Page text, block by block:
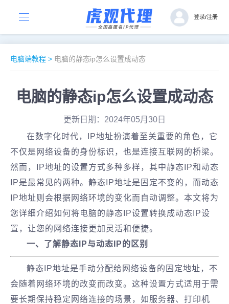
登录/注册
电脑端教程 > 电脑的静态ip怎么设置成动态
电脑的静态ip怎么设置成动态
更新日期：2024年05月30日
在数字化时代，IP地址扮演着至关重要的角色，它
不仅是网络设备的身份标识，也是连接互联网的桥梁。
然而，IP地址的设置方式多种多样，其中静态IP和动态
IP是最常见的两种。静态IP地址是固定不变的，而动态
IP地址则会根据网络环境的变化而自动调整。本文将为
您详细介绍如何将电脑的静态IP设置转换成动态IP设
置，让您的网络连接更加灵活和便捷。
一、了解静态IP与动态IP的区别
静态IP地址是手动分配给网络设备的固定地址，不
会随着网络环境的改变而改变。这种设置方式适用于需
要长期保持稳定网络连接的场景，如服务器、打印机